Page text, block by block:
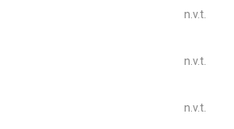
n.v.t.
n.v.t.
n.v.t.